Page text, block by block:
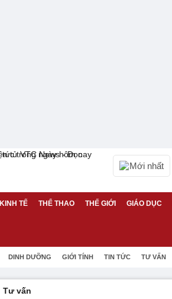
Mới nhất
KINH TẾ THỂ THAO THẾ GIỚI GIÁO DỤC
DINH DƯỠNG GIỚI TÍNH TIN TỨC TƯ VẤN
Tư vấn